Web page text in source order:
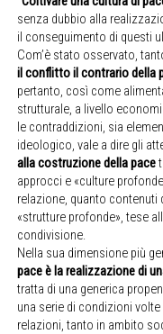
senza dubbio alla
il conseguimento di questi
Com’è stato osservato,
il conflitto il contrario della
pertanto, così come
strutturale, a livello
le contraddizioni, sia
ideologico, vale a dire gli
alla costruzione della pace
approcci e «culture
relazione, quanto
«strutture profonde», tese
condivisione.
Nella sua dimensione più
pace è la realizzazione di
tratta di una generica
una serie di condizioni
relazioni, tanto in ambito